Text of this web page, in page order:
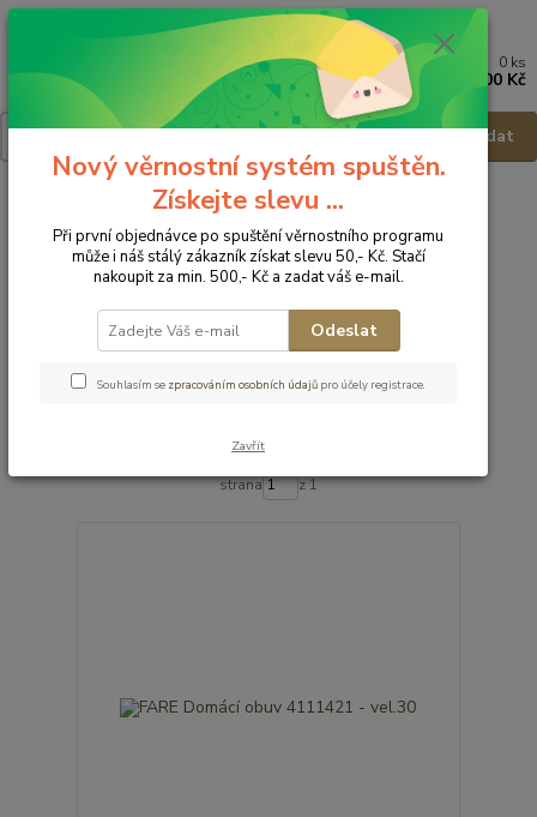
Hledat
0 ks
0,00 Kč
Obuv domácí Obuv domácí - vel.30
Obuv domácí - vel.30
Upřesnit parametry
Nejnovější Nejlevnější Nejdražší
Zobrazuji 1-22 z 22
strana z 1
Nový věrnostní systém spuštěn.
Získejte slevu ...
Při první objednávce po spuštění věrnostního programu
může i náš stálý zákazník získat slevu 50,- Kč. Stačí
nakoupit za min. 500,- Kč a zadat váš e-mail.
Odeslat
Souhlasím se zpracováním osobních údajů pro účely registrace.
Zavřít